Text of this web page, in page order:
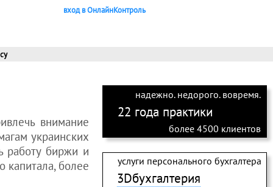
вход в ОнлайнКонтроль
внимание
украинских
работу биржи и
капитала, более
надежно. недорого. вовремя.
22 года практики
более 4500 клиентов
услуги персонального бухгалтера
3Dбухгалтерия